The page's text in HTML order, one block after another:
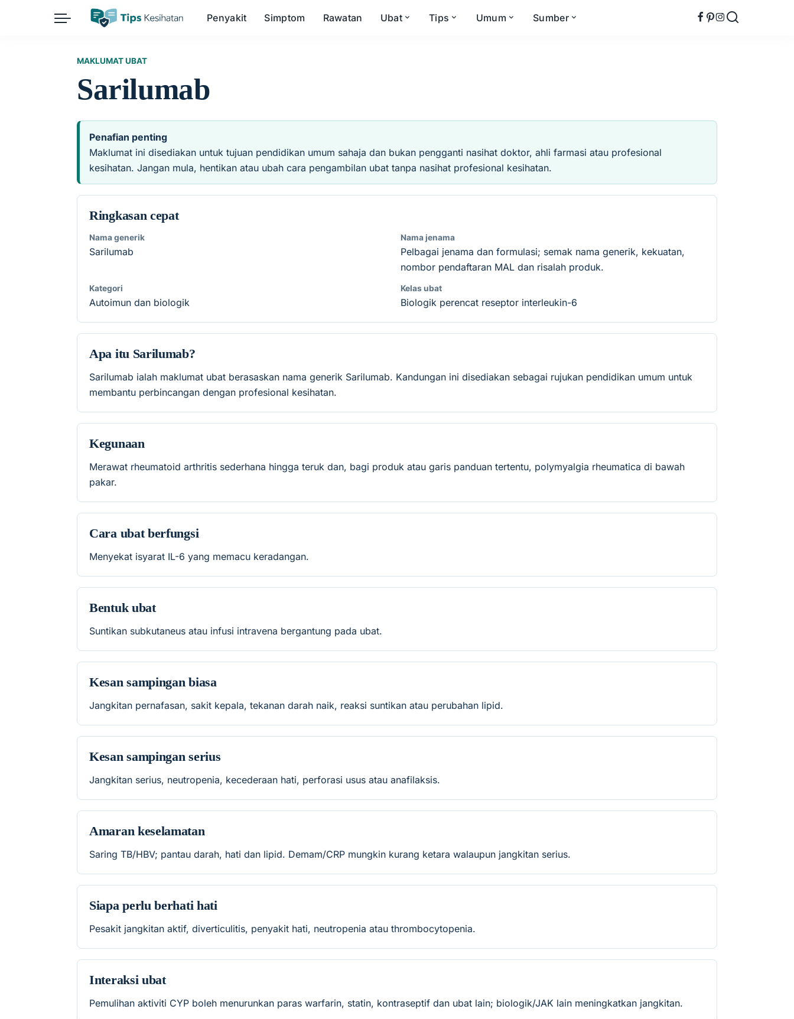
Penyakit Simptom Rawatan Ubat
Herba
Tips
Keibubapaan
Kehamilan
Kesihatan Mental
Nutrisi
Umum
Kesihatan Awam
Kesihatan Digital
Sains Sukan
Sumber
MAKLUMAT UBAT
Sarilumab
Penafian penting
Maklumat ini disediakan untuk tujuan pendidikan umum sahaja dan bukan pengganti nasihat doktor, ahli farmasi atau profesional
kesihatan. Jangan mula, hentikan atau ubah cara pengambilan ubat tanpa nasihat profesional kesihatan.
Ringkasan cepat
Nama generik
Sarilumab
Nama jenama
Pelbagai jenama dan formulasi; semak nama generik, kekuatan,
nombor pendaftaran MAL dan risalah produk.
Kategori
Autoimun dan biologik
Kelas ubat
Biologik perencat reseptor interleukin-6
Apa itu Sarilumab?
Sarilumab ialah maklumat ubat berasaskan nama generik Sarilumab. Kandungan ini disediakan sebagai rujukan pendidikan umum untuk
membantu perbincangan dengan profesional kesihatan.
Kegunaan
Merawat rheumatoid arthritis sederhana hingga teruk dan, bagi produk atau garis panduan tertentu, polymyalgia rheumatica di bawah
pakar.
Cara ubat berfungsi
Menyekat isyarat IL-6 yang memacu keradangan.
Bentuk ubat
Suntikan subkutaneus atau infusi intravena bergantung pada ubat.
Kesan sampingan biasa
Jangkitan pernafasan, sakit kepala, tekanan darah naik, reaksi suntikan atau perubahan lipid.
Kesan sampingan serius
Jangkitan serius, neutropenia, kecederaan hati, perforasi usus atau anafilaksis.
Amaran keselamatan
Saring TB/HBV; pantau darah, hati dan lipid. Demam/CRP mungkin kurang ketara walaupun jangkitan serius.
Siapa perlu berhati hati
Pesakit jangkitan aktif, diverticulitis, penyakit hati, neutropenia atau thrombocytopenia.
Interaksi ubat
Pemulihan aktiviti CYP boleh menurunkan paras warfarin, statin, kontraseptif dan ubat lain; biologik/JAK lain meningkatkan jangkitan.